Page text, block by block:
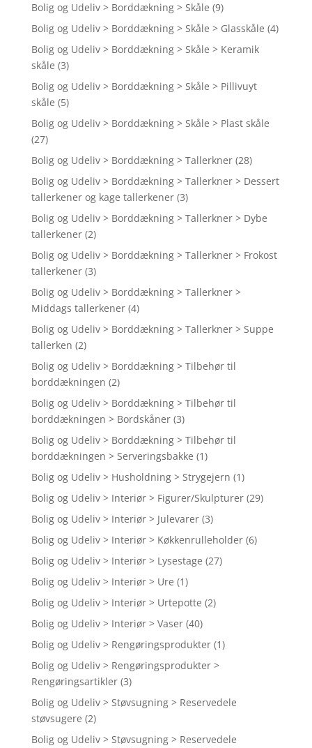
Bolig og Udeliv > Borddækning > Skåle (9)
Bolig og Udeliv > Borddækning > Skåle > Glasskåle (4)
Bolig og Udeliv > Borddækning > Skåle > Keramik
skåle (3)
Bolig og Udeliv > Borddækning > Skåle > Pillivuyt
skåle (5)
Bolig og Udeliv > Borddækning > Skåle > Plast skåle
(27)
Bolig og Udeliv > Borddækning > Tallerkner (28)
Bolig og Udeliv > Borddækning > Tallerkner > Dessert
tallerkener og kage tallerkener (3)
Bolig og Udeliv > Borddækning > Tallerkner > Dybe
tallerkener (2)
Bolig og Udeliv > Borddækning > Tallerkner > Frokost
tallerkener (3)
Bolig og Udeliv > Borddækning > Tallerkner >
Middags tallerkener (4)
Bolig og Udeliv > Borddækning > Tallerkner > Suppe
tallerken (2)
Bolig og Udeliv > Borddækning > Tilbehør til
borddækningen (2)
Bolig og Udeliv > Borddækning > Tilbehør til
borddækningen > Bordskåner (3)
Bolig og Udeliv > Borddækning > Tilbehør til
borddækningen > Serveringsbakke (1)
Bolig og Udeliv > Husholdning > Strygejern (1)
Bolig og Udeliv > Interiør > Figurer/Skulpturer (29)
Bolig og Udeliv > Interiør > Julevarer (3)
Bolig og Udeliv > Interiør > Køkkenrulleholder (6)
Bolig og Udeliv > Interiør > Lysestage (27)
Bolig og Udeliv > Interiør > Ure (1)
Bolig og Udeliv > Interiør > Urtepotte (2)
Bolig og Udeliv > Interiør > Vaser (40)
Bolig og Udeliv > Rengøringsprodukter (1)
Bolig og Udeliv > Rengøringsprodukter >
Rengøringsartikler (3)
Bolig og Udeliv > Støvsugning > Reservedele
støvsugere (2)
Bolig og Udeliv > Støvsugning > Reservedele